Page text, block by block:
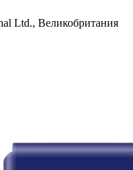
Ltd., Великобритания